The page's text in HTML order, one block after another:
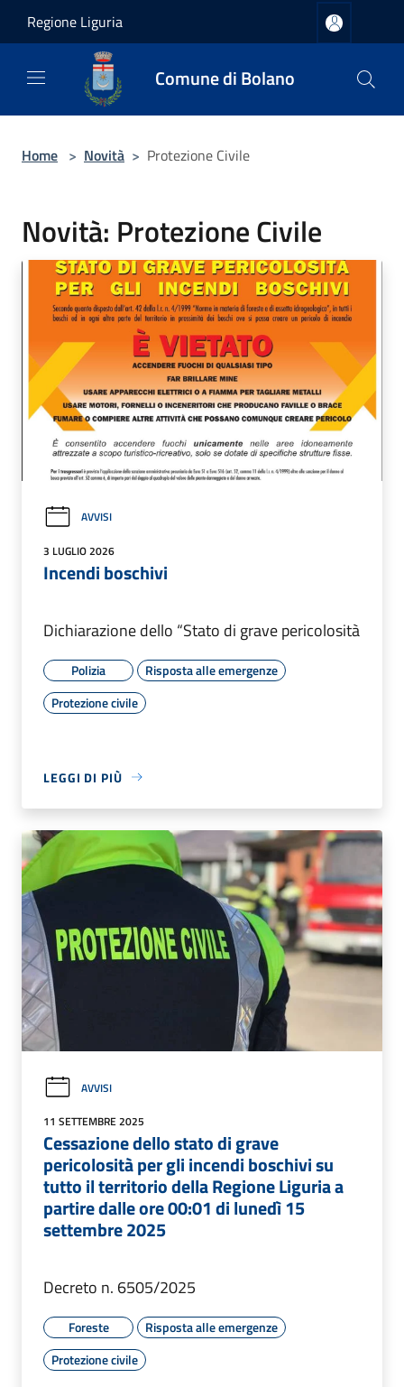
Regione Liguria
Comune di Bolano
Home > Novità > Protezione Civile
Novità: Protezione Civile
AVVISI
3 LUGLIO 2026
Incendi boschivi
Dichiarazione dello “Stato di grave pericolosità
Polizia
Risposta alle emergenze
Protezione civile
LEGGI DI PIÙ
AVVISI
11 SETTEMBRE 2025
Cessazione dello stato di grave
pericolosità per gli incendi boschivi su
tutto il territorio della Regione Liguria a
partire dalle ore 00:01 di lunedì 15
settembre 2025
Decreto n. 6505/2025
Foreste
Risposta alle emergenze
Protezione civile